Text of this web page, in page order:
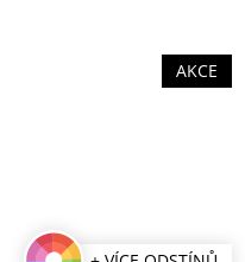
AKCE